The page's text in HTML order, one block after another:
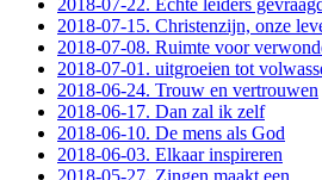
2018-07-22. Echte leiders
2018-07-15. Christenzijn, onze
2018-07-08. Ruimte voor
2018-07-01. uitgroeien tot
2018-06-24. Trouw en vertrouwen
2018-06-17. Dan zal ik zelf
2018-06-10. De mens als God
2018-06-03. Elkaar inspireren